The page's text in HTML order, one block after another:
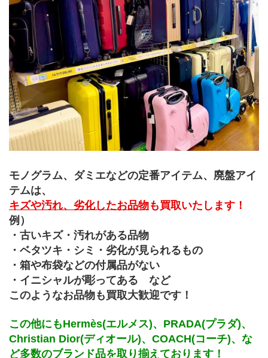
モノグラム、ダミエなどの定番アイテム、廃盤アイ
テムは、
キズや汚れ、劣化したお品物も買取いたします！
例）
・古いキズ・汚れがある品物
・ベタツキ・シミ・劣化が見られるもの
・箱や布袋などの付属品がない
・イニシャルが彫ってある　など
このようなお品物も買取大歓迎です！
この他にもHermès(エルメス)、PRADA(プラダ)、
Christian Dior(ディオール)、COACH(コーチ)、な
ど多数のブランド品を取り揃えております！